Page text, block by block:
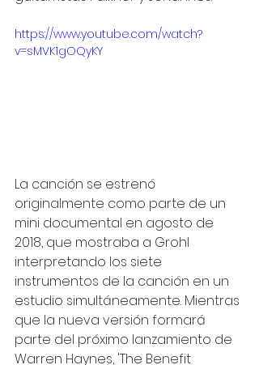
https://www.youtube.com/watch?
v=sMVK1gOQyKY
La canción se estrenó
originalmente como parte de un
mini documental en agosto de
2018, que mostraba a Grohl
interpretando los siete
instrumentos de la canción en un
estudio simultáneamente. Mientras
que la nueva versión formará
parte del próximo lanzamiento de
Warren Haynes, 'The Benefit